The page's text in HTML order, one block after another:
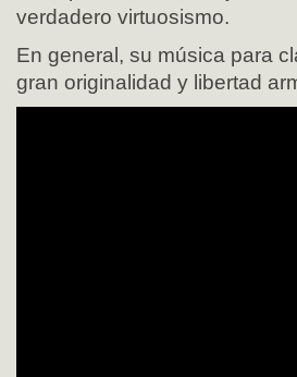
verdadero virtuosismo.
En general, su música para
gran originalidad y libertad